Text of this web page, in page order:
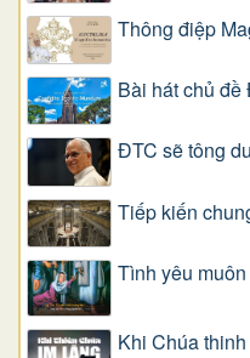
Thông điệp
Bài hát chủ
ĐTC sẽ tông
Tiếp kiến
Tình yêu
Khi Chúa